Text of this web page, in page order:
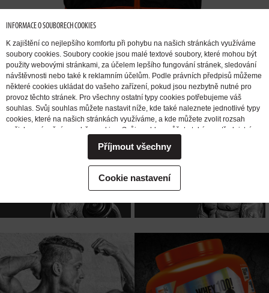
CHCI PŘIBRAT
SVALOVOU
CHCI SE
ZBAVIT TUKU
CHCINABUDIT
DO TRÉNINKU
INFORMACE O SOUBORECH COOKIES
K zajištění co nejlepšího komfortu při pohybu na našich stránkách využíváme
soubory cookies. Soubory cookie jsou malé textové soubory, které mohou být
použity webovými stránkami, za účelem lepšího fungování stránek, sledování
návštěvnosti nebo také k reklamním účelům. Podle právních předpisů můžeme
některé cookies ukládat do vašeho zařízení, pokud jsou nezbytně nutné pro
provoz těchto stránek. Pro všechny ostatní typy cookies potřebujeme váš
souhlas. Svůj souhlas můžete nastavit níže, kde také naleznete jednotlivé typy
cookies, které na našich stránkách využíváme, a kde můžete zvolit rozsah
našich oprávnění pro sběr cookies. Svůj souhlas můžete také prostřednictvím
potřebovali ohledně výkonu vašich práv v souvislosti se zpracováním cookies
kontaktovat, obraťte se prosím na e-mailovou adresu extrifit@extrifit.com.
Podrobné informace k souborům cookies a více o tom, kdo jsme a jak
zpracováváme vaše osobní údaje můžete najít v naší
Cookie nastavení
Příjmout všechny